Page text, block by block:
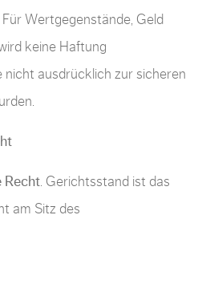
Wertgegenstände, Geld
keine Haftung
nicht ausdrücklich zur sicheren
Recht . Gerichtsstand ist das
am Sitz des